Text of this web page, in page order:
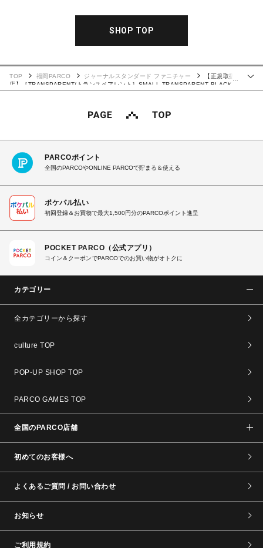
SHOP TOP
TOP 福岡PARCO ジャーナルスタンダード ファニチャー
【正規取扱
店】［TRANSPARENT/トランスペアレント］SMALL TRANSPARENT BLACK
スピーカー 016
PARCOポイント
全国のPARCOやONLINE PARCOで貯まる＆使える
ポケパル払い
初回登録＆お買物で最大1,500円分のPARCOポイント進呈
POCKET PARCO（公式アプリ）
コイン＆クーポンでPARCOでのお買い物がオトクに
カテゴリー
全カテゴリーから探す
culture TOP
POP-UP SHOP TOP
PARCO GAMES TOP
全国のPARCO店舗
初めてのお客様へ
よくあるご質問 / お問い合わせ
お知らせ
ご利用規約